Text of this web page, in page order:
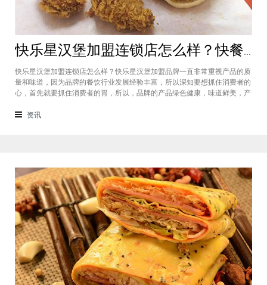
快乐星汉堡加盟连锁店怎么样？快餐店中产品口味如何？
快乐星汉堡加盟连锁店怎么样？快乐星汉堡加盟品牌一直非常重视产品的质
量和味道，因为品牌的餐饮行业发展经验丰富，所以深知要想抓住消费者的
心，首先就要抓住消费者的胃，所以，品牌的产品绿色健康，味道鲜美，产
错，下面就为大家仔细分析一下这个汉堡品牌加盟费多少钱？快乐星汉堡加
资讯